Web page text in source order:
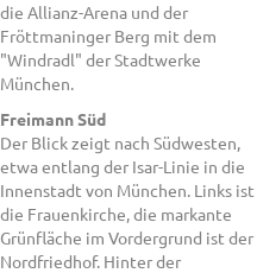
die Allianz-Arena und der
Fröttmaninger Berg mit dem
"Windradl" der Stadtwerke
München.
Freimann Süd
Der Blick zeigt nach Südwesten,
etwa entlang der Isar-Linie in die
Innenstadt von München. Links ist
die Frauenkirche, die markante
Grünfläche im Vordergrund ist der
Nordfriedhof. Hinter der